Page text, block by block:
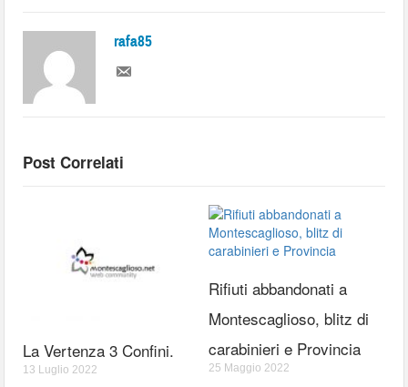
rafa85
Post Correlati
La Vertenza 3 Confini.
13 Luglio 2022
Rifiuti abbandonati a
Montescaglioso, blitz di
carabinieri e Provincia
25 Maggio 2022